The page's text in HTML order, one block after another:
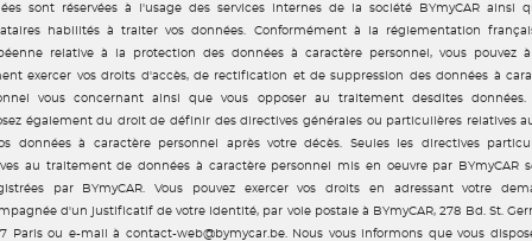
sont réservées à l'usage des services internes de la société BYmyCAR ainsi
habilités à traiter vos données. Conformément à la réglementation
relative à la protection des données à caractère personnel, vous pouvez
exercer vos droits d'accès, de rectification et de suppression des données à
vous concernant ainsi que vous opposer au traitement desdites données.
également du droit de définir des directives générales ou particulières relatives
données à caractère personnel après votre décès. Seules les directives
au traitement de données à caractère personnel mis en oeuvre par BYmyCAR
par BYmyCAR. Vous pouvez exercer vos droits en adressant votre
d'un justificatif de votre identité, par voie postale à BYmyCAR, 278 Bd. St.
Paris ou e-mail à contact-web@bymycar.be. Nous vous informons que vous